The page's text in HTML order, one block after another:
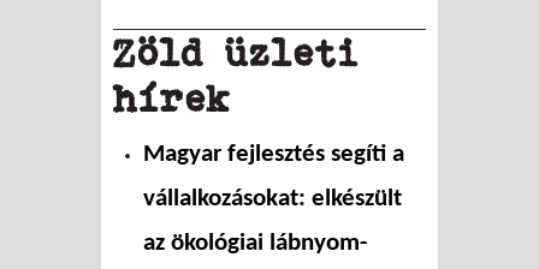
Zöld üzleti
hírek
Magyar fejlesztés segíti a
vállalkozásokat: elkészült
az ökológiai lábnyom-